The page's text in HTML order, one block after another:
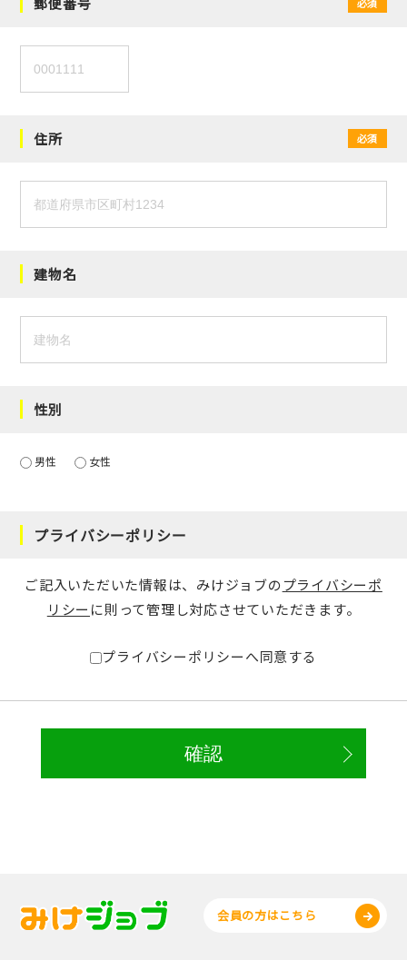
住所 必須
建物名
性別
男性 女性
プライバシーポリシー
ご記入いただいた情報は、みけジョブのプライバシーポ
リシー に則って管理し対応させていただきます。
プライバシーポリシーへ同意する
会員の方はこちら